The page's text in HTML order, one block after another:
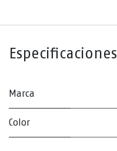
Especificaciones
Marca
Color